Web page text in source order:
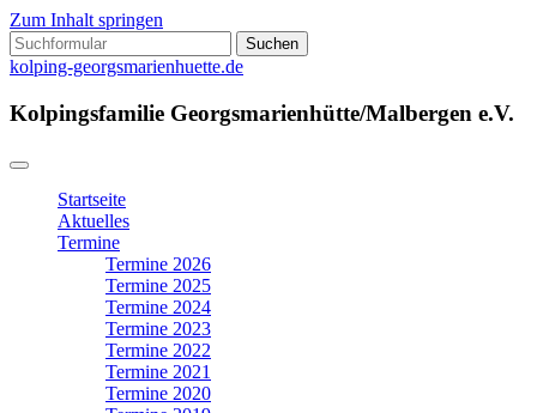
Zum Inhalt springen
Suchen
nach:
kolping-georgsmarienhuette.de
Kolpingsfamilie Georgsmarienhütte/Malbergen e.V.
Startseite
Aktuelles
Termine
Termine 2026
Termine 2025
Termine 2024
Termine 2023
Termine 2022
Termine 2021
Termine 2020